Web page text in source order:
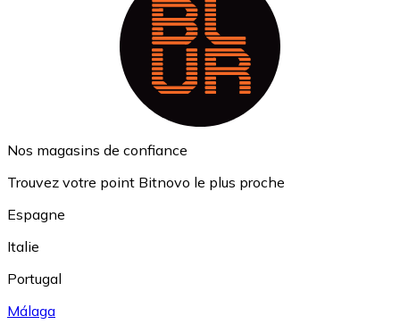
Nos magasins de confiance
Trouvez votre point Bitnovo le plus proche
Espagne
Italie
Portugal
Málaga